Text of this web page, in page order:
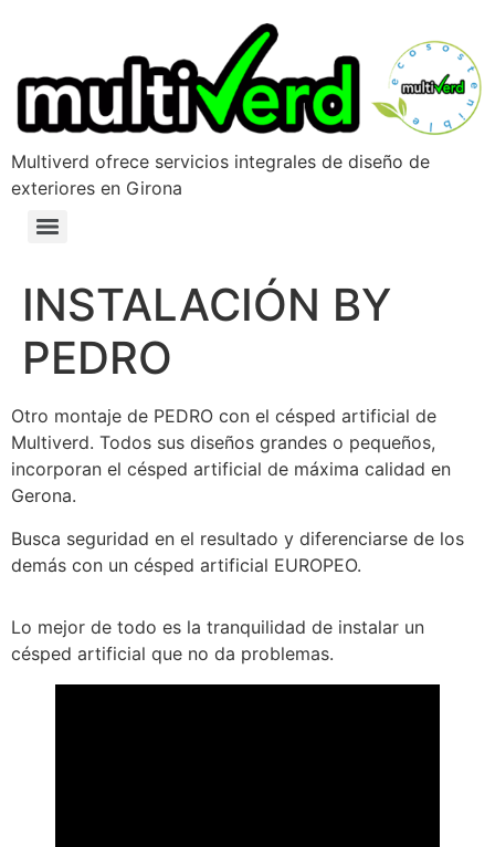
Multiverd ofrece servicios integrales de diseño de
exteriores en Girona
INSTALACIÓN BY
PEDRO
Otro montaje de PEDRO con el césped artificial de
Multiverd. Todos sus diseños grandes o pequeños,
incorporan el césped artificial de máxima calidad en
Gerona.
Busca seguridad en el resultado y diferenciarse de los
demás con un césped artificial EUROPEO.
Lo mejor de todo es la tranquilidad de instalar un
césped artificial que no da problemas.